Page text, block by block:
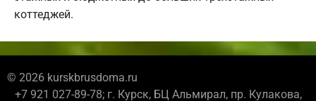
коттеджей.
© 2026 kurskbrusdoma.ru
+7 921 027-89-78; г. Курск, БЦ Альмирал, пр. Кулакова,